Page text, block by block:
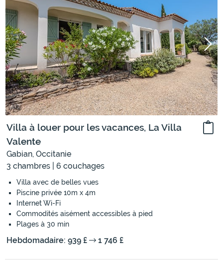
Villa à louer pour les vacances, La Villa
Valente
Gabian, Occitanie
3 chambres | 6 couchages
Villa avec de belles vues
Piscine privée 10m x 4m
Internet Wi-Fi
Commodités aisément accessibles à pied
Plages à 30 min
Hebdomadaire: 939 £ 1 746 £